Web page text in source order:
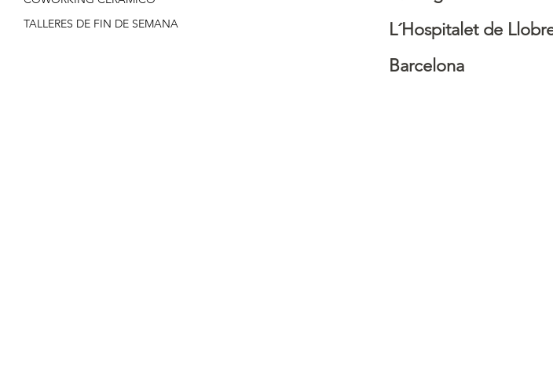
TALLERES DE FIN DE SEMANA
L´Hospitalet de
Barcelona